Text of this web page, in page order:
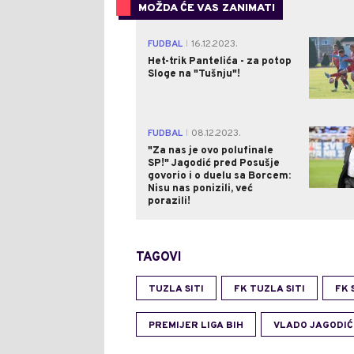
MOŽDA ĆE VAS ZANIMATI
FUDBAL
16.12.2023.
Het-trik Pantelića - za potop
Sloge na "Tušnju"!
FUDBAL
08.12.2023.
"Za nas je ovo polufinale
SP!" Jagodić pred Posušje
govorio i o duelu sa Borcem:
Nisu nas ponizili, već
porazili!
TAGOVI
TUZLA SITI FK TUZLA SITI FK
PREMIJER LIGA BIH VLADO JAGODIĆ